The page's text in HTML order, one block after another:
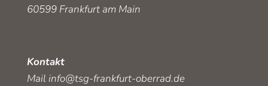
60599 Frankfurt am Main
Kontakt
Mail info@tsg-frankfurt-oberrad.de